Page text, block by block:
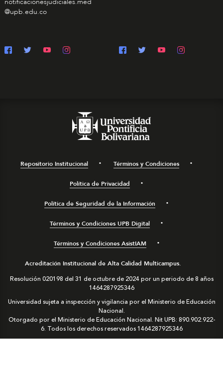
@upb.edu.co
Repositorio Institucional Términos y Condiciones
Política de Privacidad
Política de Seguridad de la Información
Términos y Condiciones UPB Digital
Términos y Condiciones AsistIAM
Acreditación Institucional de Alta Calidad Multicampus.
Resolución 020198 del 31 de octubre de 2024 por un periodo de 8 años
1464287925346
Universidad sujeta a inspección y vigilancia por el Ministerio de Educación
Nacional.
Otorgado por el Ministerio de Educación Nacional. Nit UPB: 890.902.922-
6. Todos los derechos reservados1464287925346